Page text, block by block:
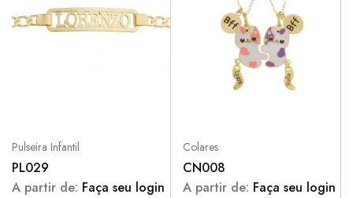
Pulseira Infantil
PL029
A partir de: Faça seu login
Colares
CN008
A partir de: Faça seu login